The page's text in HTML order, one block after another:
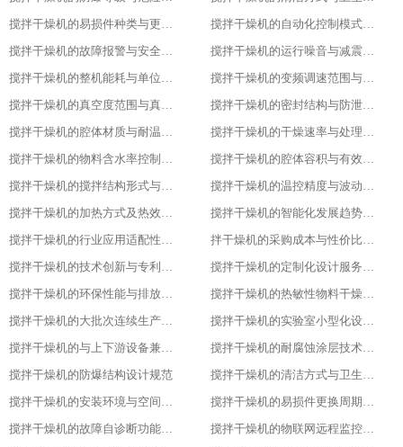
搅拌干燥机的易损件种类与更换周期
搅拌干燥机的自动化控制模式分类
搅拌干燥机的故障报警与安全保护功能
搅拌干燥机的运行噪音与减震措施
搅拌干燥机的整机能耗与单位能耗标准
搅拌干燥机的变频调速范围与控制精度
搅拌干燥机的真空度范围与真空干燥效果
搅拌干燥机的密封结构与防泄漏等级
搅拌干燥机的腔体材质与耐温耐腐蚀性能
搅拌干燥机的干燥速率与处理量参数
搅拌干燥机的物料含水率控制范围
搅拌干燥机的腔体容积与有效装载率
搅拌干燥机的搅拌结构形式与适配物料
搅拌干燥机的温控精度与波动范围
搅拌干燥机的加热方式及热效率指标
搅拌干燥机的智能化发展趋势预测
搅拌干燥机的行业应用适配性调整
拌干燥机的采购成本与性价比评估
搅拌干燥机的技术创新与专利成果
搅拌干燥机的定制化设计服务范围
搅拌干燥机的环保性能与排放标准
搅拌干燥机的热敏性物料干燥工艺优化
搅拌干燥机的大批次连续生产改造
搅拌干燥机的实验室小型化设计要点
搅拌干燥机的与上下游设备兼容适配方案
搅拌干燥机的耐腐蚀涂层技术应用
搅拌干燥机的防爆结构设计规范
搅拌干燥机的清洁方式与卫生标准
搅拌干燥机的安装环境与空间要求
搅拌干燥机的易损件更换周期与维护
搅拌干燥机的故障自诊断功能解析
搅拌干燥机的物联网远程监控系统搭建